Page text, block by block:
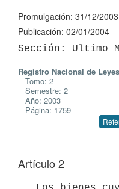
Promulgación: 31/12/2003
Publicación: 02/01/2004
Registro Nacional de
Tomo: 2
Semestre: 2
Año: 2003
Página: 1759
Artículo 2